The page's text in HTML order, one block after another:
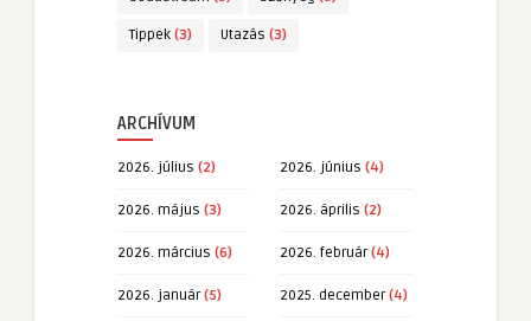
Tippek (3) Utazás (3)
ARCHÍVUM
2026. július (2) 2026. június (4)
2026. május (3) 2026. április (2)
2026. március (6) 2026. február(4)
2026. január(5) 2025. december(4)